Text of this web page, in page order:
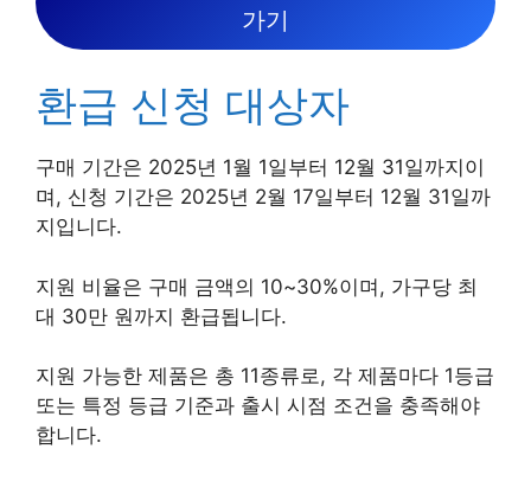
가기
환급 신청 대상자
구매 기간은 2025년 1월 1일부터 12월 31일까지이
며, 신청 기간은 2025년 2월 17일부터 12월 31일까
지입니다.
지원 비율은 구매 금액의 10~30%이며, 가구당 최
대 30만 원까지 환급됩니다.
지원 가능한 제품은 총 11종류로, 각 제품마다 1등급
또는 특정 등급 기준과 출시 시점 조건을 충족해야
합니다.